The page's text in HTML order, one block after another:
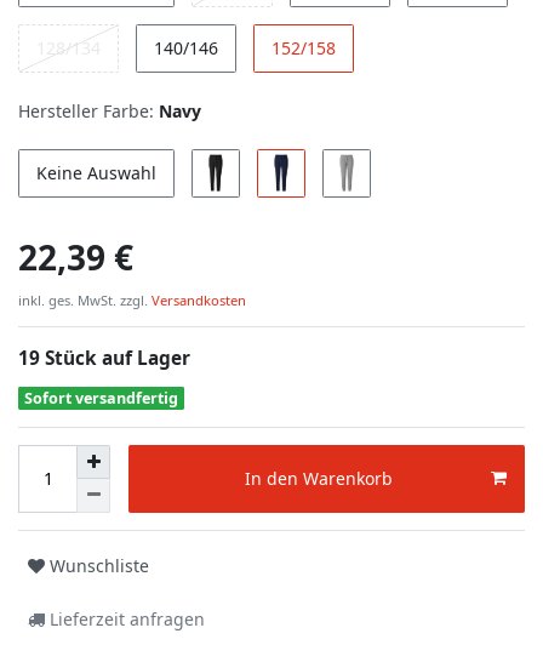
128/134 140/146 152/158
Hersteller Farbe: Navy
Keine Auswahl
22,39 €
inkl. ges. MwSt. zzgl. Versandkosten
19 Stück auf Lager
Sofort versandfertig
In den Warenkorb
Wunschliste
Lieferzeit anfragen